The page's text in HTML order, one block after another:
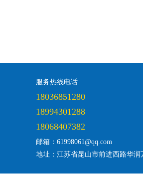
服务热线电话
18036851280
18994301288
18068407382
邮箱：61998061@qq.com
地址：江苏省昆山市前进西路华润